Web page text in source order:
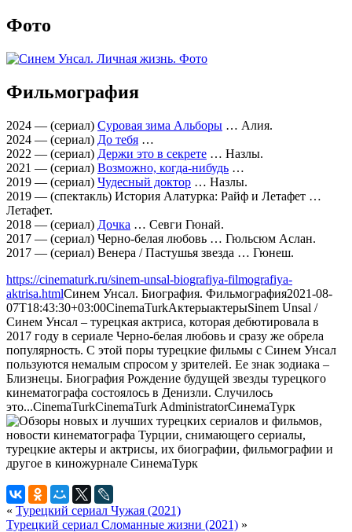
Фото
Фильмография
2024 — (сериал) Суровая зима Альборы … Алия.
2024 — (сериал) До тебя …
2022 — (сериал) Держи это в секрете … Назлы.
2021 — (сериал) Возможно, когда-нибудь …
2019 — (сериал) Чудесный доктор … Назлы.
2019 — (спектакль) История Алатурка: Райф и Летафет …
Летафет.
2018 — (сериал) Дочка … Севги Гюнай.
2017 — (сериал) Черно-белая любовь … Гюльсюм Аслан.
2017 — (сериал) Венера / Пастушья звезда … Гюнеш.
https://cinematurk.ru/sinem-unsal-biografiya-filmografiya-
aktrisa.htmlСинем Унсал. Биография. Фильмография2021-08-
07T18:43:30+03:00CinemaTurkАктерыактерыSinem Unsal /
Синем Унсал – турецкая актриса, которая дебютировала в
2017 году в сериале Черно-белая любовь и сразу же обрела
популярность. С этой поры турецкие фильмы с Синем Унсал
пользуются немалым спросом у зрителей. Ее знак зодиака –
Близнецы. Биография Рождение будущей звезды турецкого
кинематографа состоялось в Денизли. Случилось
это...CinemaTurkCinemaTurk AdministratorСинемаТурк
« Турецкий сериал Чужая (2021)
Турецкий сериал Сломанные жизни (2021) »